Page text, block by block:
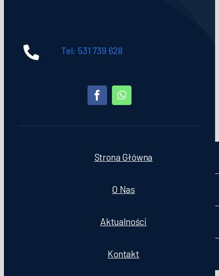
Tel: 531 739 628
Strona Główna
O Nas
Aktualności
Kontakt